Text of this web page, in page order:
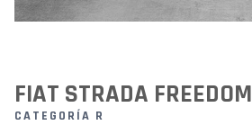
FIAT STRADA FREEDOM
CATEGORÍA R